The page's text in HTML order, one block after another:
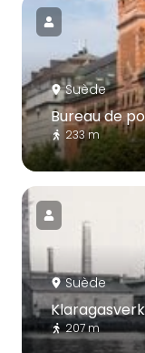
Suède
Bureau de
233 m
Suède
207 m